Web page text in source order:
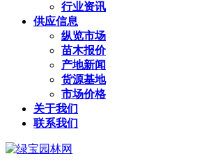
行业资讯
供应信息
纵览市场
苗木报价
产地新闻
货源基地
市场价格
关于我们
联系我们